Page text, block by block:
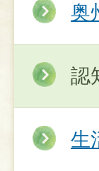
奥
認
生